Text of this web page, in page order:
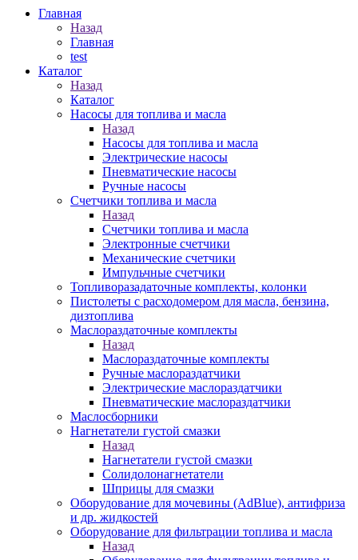
Главная
Назад
Главная
test
Каталог
Назад
Каталог
Насосы для топлива и масла
Назад
Насосы для топлива и масла
Электрические насосы
Пневматические насосы
Ручные насосы
Счетчики топлива и масла
Назад
Счетчики топлива и масла
Электронные счетчики
Механические счетчики
Импульчные счетчики
Топливоразадаточные комплекты, колонки
Пистолеты с расходомером для масла, бензина,
дизтоплива
Маслораздаточные комплекты
Назад
Маслораздаточные комплекты
Ручные маслораздатчики
Электрические маслораздатчики
Пневматические маслораздатчики
Маслосборники
Нагнетатели густой смазки
Назад
Нагнетатели густой смазки
Солидолонагнетатели
Шприцы для смазки
Оборудование для мочевины (AdBlue), антифриза
и др. жидкостей
Оборудование для фильтрации топлива и масла
Назад